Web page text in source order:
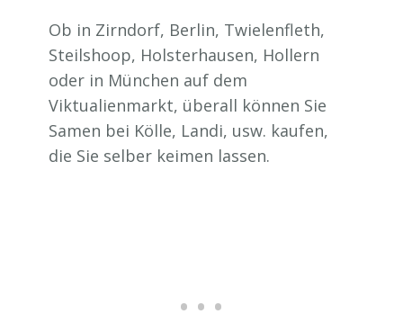
Ob in Zirndorf, Berlin, Twielenfleth,
Steilshoop, Holsterhausen, Hollern
oder in München auf dem
Viktualienmarkt, überall können Sie
Samen bei Kölle, Landi, usw. kaufen,
die Sie selber keimen lassen.